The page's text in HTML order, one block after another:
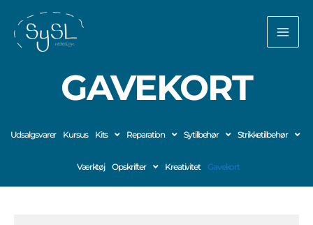
indholdet
GAVEKORT
Udsalgsvarer Kursus Kits Reparation Sytilbehør Strikketilbehør
Værktøj Opskrifter Kreativitet Gavekort